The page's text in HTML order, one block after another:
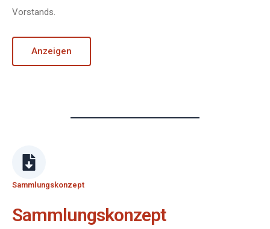
Vorstands.
Anzeigen
Sammlungskonzept
Sammlungskonzept